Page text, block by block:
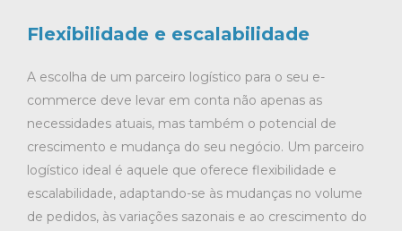
Flexibilidade e escalabilidade
A escolha de um parceiro logístico para o seu e-
commerce deve levar em conta não apenas as
necessidades atuais, mas também o potencial de
crescimento e mudança do seu negócio. Um parceiro
logístico ideal é aquele que oferece flexibilidade e
escalabilidade, adaptando-se às mudanças no volume
de pedidos, às variações sazonais e ao crescimento do